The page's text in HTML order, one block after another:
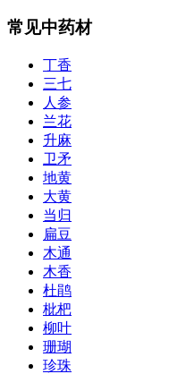
常见中药材
丁香
三七
人参
兰花
升麻
卫矛
地黄
大黄
当归
扁豆
木通
木香
杜鹃
枇杷
柳叶
珊瑚
珍珠